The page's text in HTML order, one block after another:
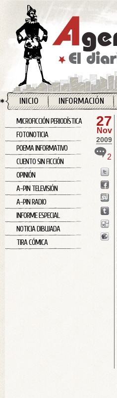
INICIO INFORMACIÓN
MICROFICCIÓN PERIODÍSTICA
FOTONOTICIA
POEMA INFORMATIVO
CUENTO SIN FICCIÓN
OPINIÓN
A-PIN TELEVISIÓN
A-PIN RADIO
INFORME ESPECIAL
NOTICIA DIBUJADA
TIRA CÓMICA
27
Nov
2009
2